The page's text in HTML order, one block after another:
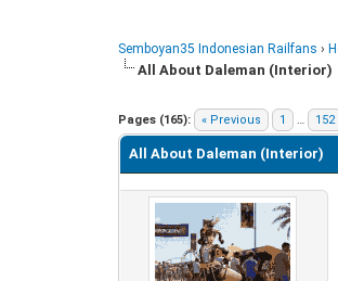
Semboyan35 Indonesian Railfans ›
All About Daleman (Interior)
Pages (165): « Previous 1 … 152
3 Vote(s) - 4.33 Average
12345
All About Daleman (Interior)